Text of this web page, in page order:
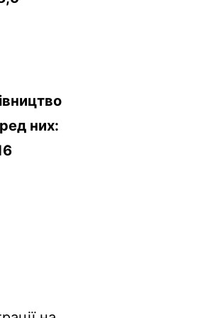
них: